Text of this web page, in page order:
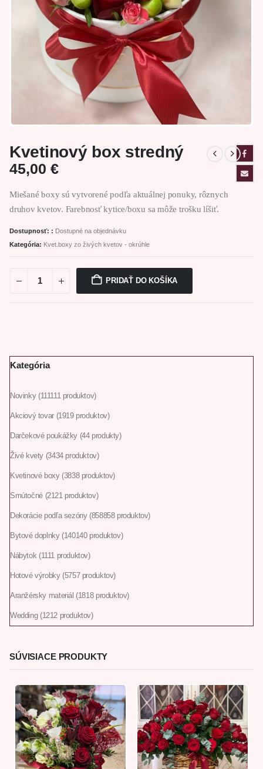
Kvetinový box stredný
45,00 €
Miešané boxy sú vytvorené podľa aktuálnej ponuky, rôznych
druhov kvetov. Farebnosť kytice/boxu sa môže trošku líšiť.
Dostupnosť: : Dostupné na objednávku
Kategória: Kvet.boxy zo živých kvetov - okrúhle
PRIDAŤ DO KOŠÍKA
Kategória
Novinky 111111 produktov
Akciový tovar 1919 produktov
Darčekové poukážky 44 produkty
Živé kvety 3434 produktov
Kvetinové boxy 3838 produktov
Smútočné 2121 produktov
Dekorácie podľa sezóny 858858 produktov
Bytové doplnky 140140 produktov
Nábytok 1111 produktov
Hotové výrobky 5757 produktov
Aranžérsky materiál 1818 produktov
Wedding 1212 produktov
SÚVISIACE PRODUKTY